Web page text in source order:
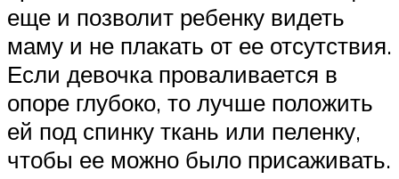
еще и позволит ребенку видеть
маму и не плакать от ее отсутствия.
Если девочка проваливается в
опоре глубоко, то лучше положить
ей под спинку ткань или пеленку,
чтобы ее можно было присаживать.